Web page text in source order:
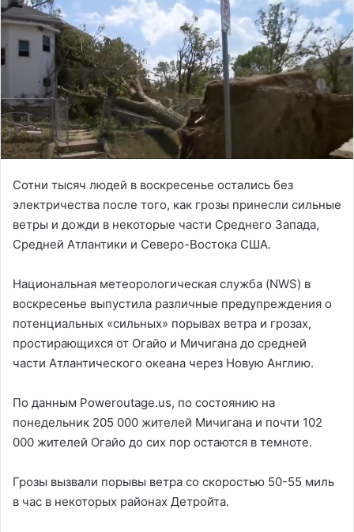
Сотни тысяч людей в воскресенье остались без
электричества после того, как грозы принесли сильные
ветры и дожди в некоторые части Среднего Запада,
Средней Атлантики и Северо-Востока США.
Национальная метеорологическая служба (NWS) в
воскресенье выпустила различные предупреждения о
потенциальных «сильных» порывах ветра и грозах,
простирающихся от Огайо и Мичигана до средней
части Атлантического океана через Новую Англию.
По данным Poweroutage.us, по состоянию на
понедельник 205 000 жителей Мичигана и почти 102
000 жителей Огайо до сих пор остаются в темноте.
Грозы вызвали порывы ветра со скоростью 50-55 миль
в час в некоторых районах Детройта.